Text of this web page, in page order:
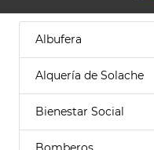
Albufera
Alquería de Solache
Bienestar Social